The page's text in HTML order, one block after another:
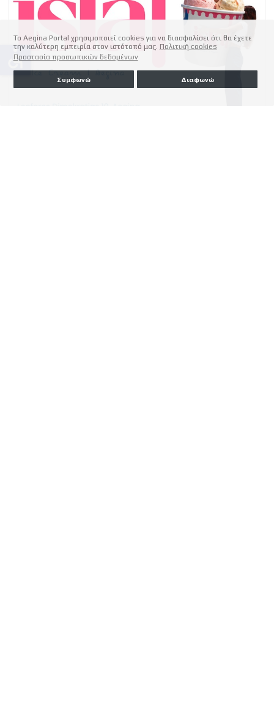
Το Aegina Portal χρησιμοποιεί cookies για να διασφαλίσει ότι θα έχετε
την καλύτερη εμπειρία στον ιστότοπό μας. Πολιτική cookies
Προστασία προσωπικών δεδομένων
Συμφωνώ Διαφωνώ
accessible